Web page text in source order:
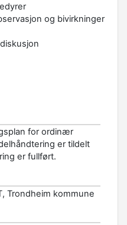
og bivirkninger
for ordinær
er tildelt
er fullført.
Trondheim kommune